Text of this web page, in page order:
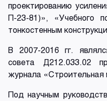
проектированию
П-23-81)», «Учебного
тонкостенным
В 2007-2016 гг.
совета Д212.033.02
журнала «Строительная
Под научным